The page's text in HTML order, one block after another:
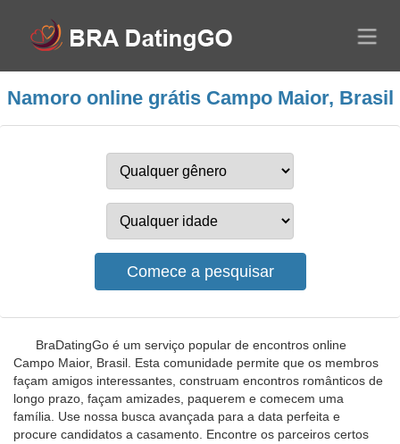
Namoro online grátis Campo Maior, Brasil
BraDatingGo é um serviço popular de encontros online
Campo Maior, Brasil. Esta comunidade permite que os membros
façam amigos interessantes, construam encontros românticos de
longo prazo, façam amizades, paquerem e comecem uma
família. Use nossa busca avançada para a data perfeita e
procure candidatos a casamento. Encontre os parceiros certos